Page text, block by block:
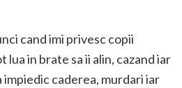
cand imi privesc copii
lua in brate sa ii alin, cazand iar
impiedic caderea, murdari iar